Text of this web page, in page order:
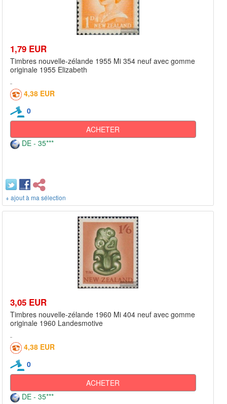
1,79 EUR
Timbres nouvelle-zélande 1955 Mi 354 neuf avec gomme
originale 1955 Elizabeth
4,38 EUR
0
ACHETER
DE - 35***
+ ajout à ma sélection
3,05 EUR
Timbres nouvelle-zélande 1960 Mi 404 neuf avec gomme
originale 1960 Landesmotive
4,38 EUR
0
ACHETER
DE - 35***